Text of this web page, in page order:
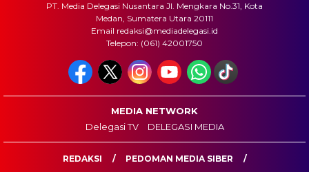
PT. Media Delegasi Nusantara Jl. Mengkara No.31, Kota
Medan, Sumatera Utara 20111
Email redaksi@mediadelegasi.id
Telepon: (061) 42001750
MEDIA NETWORK
Delegasi TV
DELEGASI MEDIA
REDAKSI
PEDOMAN MEDIA SIBER